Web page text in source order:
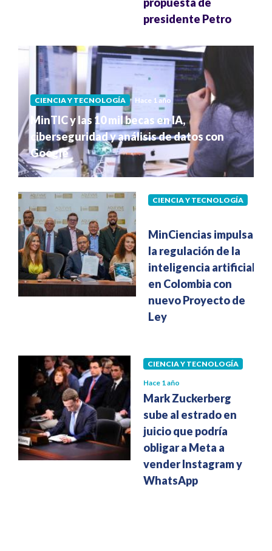
presidente Petro
CIENCIA Y TECNOLOGÍA Hace 1 año
MinTIC y las 10 mil becas en IA,
ciberseguridad y análisis de datos con
Google
CIENCIA Y TECNOLOGÍA
MinCiencias impulsa
la regulación de la
inteligencia artificial
en Colombia con
nuevo Proyecto de
Ley
CIENCIA Y TECNOLOGÍA
Hace 1 año
Mark Zuckerberg
sube al estrado en
juicio que podría
obligar a Meta a
vender Instagram y
WhatsApp